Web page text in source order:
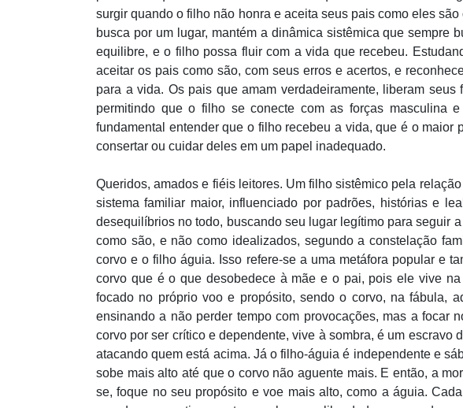
surgir quando o filho não honra e aceita seus pais como eles
busca por um lugar, mantém a dinâmica sistêmica que sempre
equilibre, e o filho possa fluir com a vida que recebeu.
aceitar os pais como são, com seus erros e acertos, e
para a vida. Os pais que amam verdadeiramente, liberam
permitindo que o filho se conecte com as forças masculina
fundamental entender que o filho recebeu a vida, que é o
consertar ou cuidar deles em um papel inadequado.
Queridos, amados e fiéis leitores. Um filho sistêmico pela
sistema familiar maior, influenciado por padrões, histórias e
desequilíbrios no todo, buscando seu lugar legítimo para seguir
como são, e não como idealizados, segundo a constelação
corvo e o filho águia. Isso refere-se a uma metáfora popular e
corvo que é o que desobedece à mãe e o pai, pois ele vive
focado no próprio voo e propósito, sendo o corvo, na fábula,
ensinando a não perder tempo com provocações, mas a focar
corvo por ser crítico e dependente, vive à sombra, é um
atacando quem está acima. Já o filho-águia é independente e
sobe mais alto até que o corvo não aguente mais. E então, a
se, foque no seu propósito e voe mais alto, como a águia.